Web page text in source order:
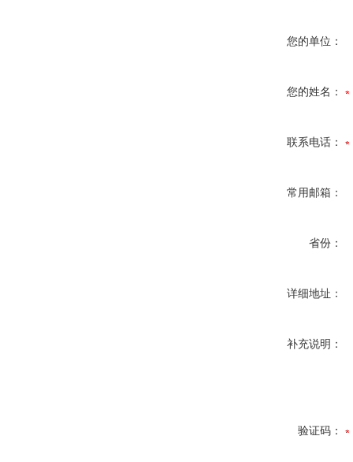
您的单位：
您的姓名：
联系电话：
常用邮箱：
省份：
详细地址：
补充说明：
验证码：